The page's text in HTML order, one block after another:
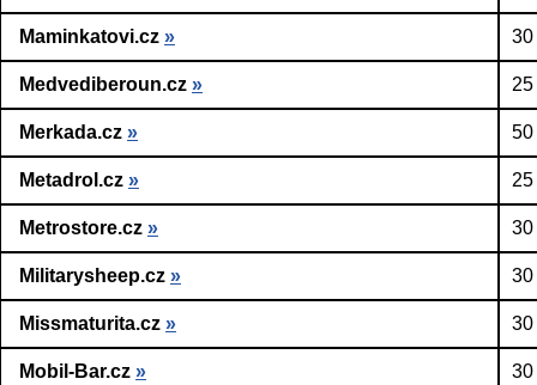
Maminkatovi.cz » 30
Medvediberoun.cz »
Merkada.cz » 50
Metadrol.cz »
Metrostore.cz » 30
Militarysheep.cz » 30
Missmaturita.cz » 30
Mobil-Bar.cz » 30